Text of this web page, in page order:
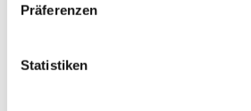
Präferenzen
Statistiken